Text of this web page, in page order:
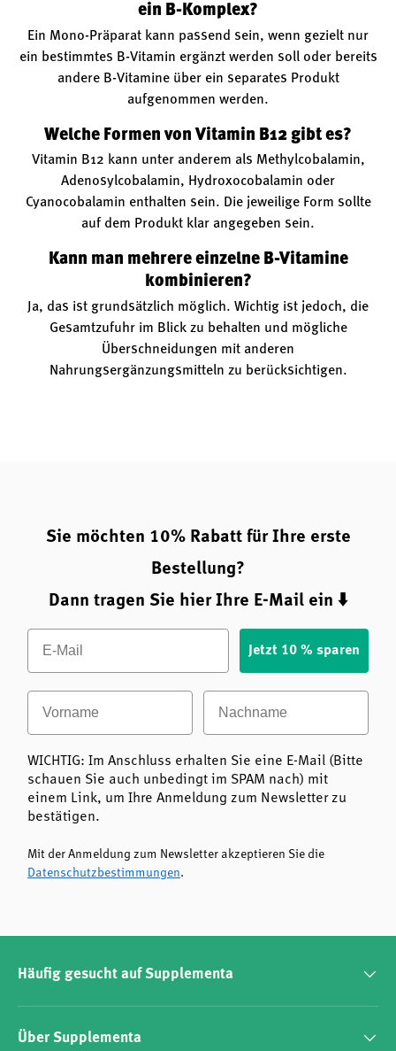
ein B-Komplex?
Ein Mono-Präparat kann passend sein, wenn gezielt nur
ein bestimmtes B-Vitamin ergänzt werden soll oder bereits
andere B-Vitamine über ein separates Produkt
aufgenommen werden.
Welche Formen von Vitamin B12 gibt es?
Vitamin B12 kann unter anderem als Methylcobalamin,
Adenosylcobalamin, Hydroxocobalamin oder
Cyanocobalamin enthalten sein. Die jeweilige Form sollte
auf dem Produkt klar angegeben sein.
Kann man mehrere einzelne B-Vitamine
kombinieren?
Ja, das ist grundsätzlich möglich. Wichtig ist jedoch, die
Gesamtzufuhr im Blick zu behalten und mögliche
Überschneidungen mit anderen
Nahrungsergänzungsmitteln zu berücksichtigen.
Sie möchten 10% Rabatt für Ihre erste
Bestellung?
Dann tragen Sie hier Ihre E-Mail ein ⬇️
Email
Jetzt 10 % sparen
Vorname Nachname
WICHTIG: Im Anschluss erhalten Sie eine E-Mail (Bitte
schauen Sie auch unbedingt im SPAM nach) mit
einem Link, um Ihre Anmeldung zum Newsletter zu
bestätigen.
Mit der Anmeldung zum Newsletter akzeptieren Sie die
Datenschutzbestimmungen.
Häufig gesucht auf Supplementa
Über Supplementa